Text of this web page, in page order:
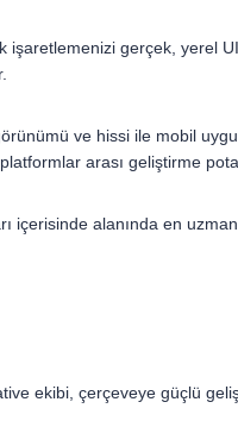
işaretlemenizi gerçek, yerel
ve hissi ile mobil
arası geliştirme
içerisinde alanında en
ekibi, çerçeveye güçlü